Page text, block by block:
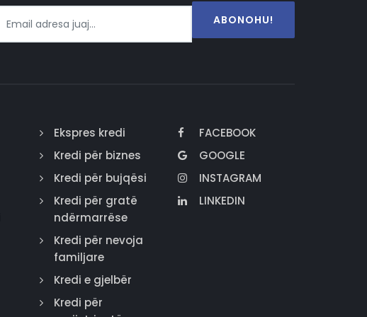
ABONOHU!
Ekspres kredi
Kredi për biznes
Kredi për bujqësi
Kredi për gratë
ndërmarrëse
Kredi për nevoja
familjare
Kredi e gjelbër
Kredi për
FACEBOOK
GOOGLE
INSTAGRAM
LINKEDIN